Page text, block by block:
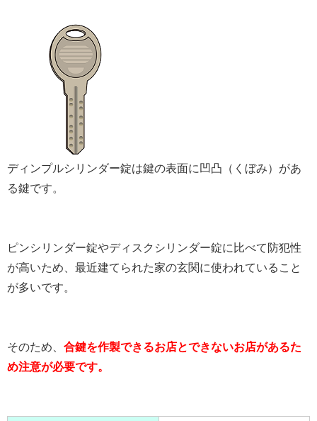
ディンプルシリンダー錠は鍵の表面に凹凸（くぼみ）があ
る鍵です。
ピンシリンダー錠やディスクシリンダー錠に比べて防犯性
が高いため、最近建てられた家の玄関に使われていること
が多いです。
そのため、 合鍵を作製できるお店とできないお店があるた
め注意が必要です。